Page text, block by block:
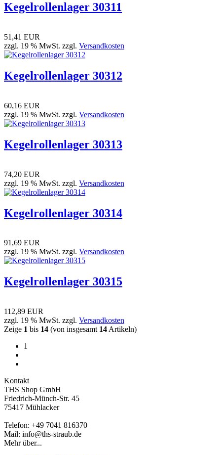
Kegelrollenlager 30311
51,41 EUR
zzgl. 19 % MwSt. zzgl. Versandkosten
Kegelrollenlager 30312
60,16 EUR
zzgl. 19 % MwSt. zzgl. Versandkosten
Kegelrollenlager 30313
74,20 EUR
zzgl. 19 % MwSt. zzgl. Versandkosten
Kegelrollenlager 30314
91,69 EUR
zzgl. 19 % MwSt. zzgl. Versandkosten
Kegelrollenlager 30315
112,89 EUR
zzgl. 19 % MwSt. zzgl. Versandkosten
Zeige 1 bis 14 (von insgesamt 14 Artikeln)
1
Kontakt
THS Shop GmbH
Friedrich-Münch-Str. 45
75417 Mühlacker
Telefon: +49 7041 816370
Mail: info@ths-straub.de
Mehr über...